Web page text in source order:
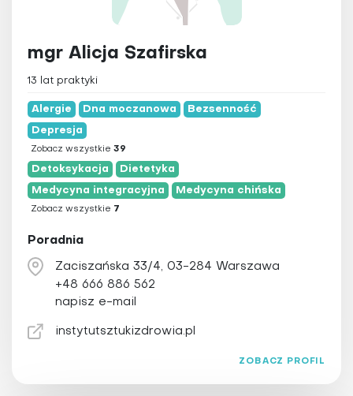
mgr Alicja Szafirska
13 lat praktyki
Alergie Dna moczanowa Bezsenność
Depresja
Zobacz wszystkie 39
Detoksykacja Dietetyka
Medycyna integracyjna Medycyna chińska
Zobacz wszystkie 7
Poradnia
Zaciszańska 33/4, 03-284 Warszawa
+48 666 886 562
napisz e-mail
instytutsztukizdrowia.pl
ZOBACZ PROFIL